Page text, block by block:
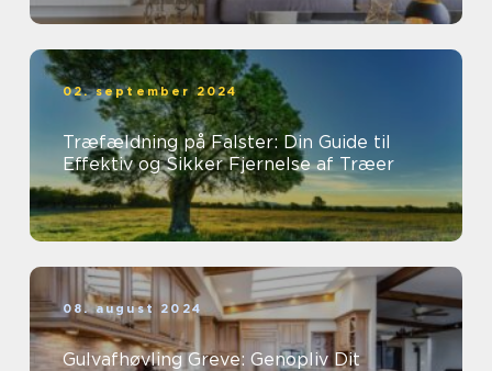
02. september 2024
Træfældning på Falster: Din Guide til
Effektiv og Sikker Fjernelse af Træer
08. august 2024
Gulvafhøvling Greve: Genopliv Dit